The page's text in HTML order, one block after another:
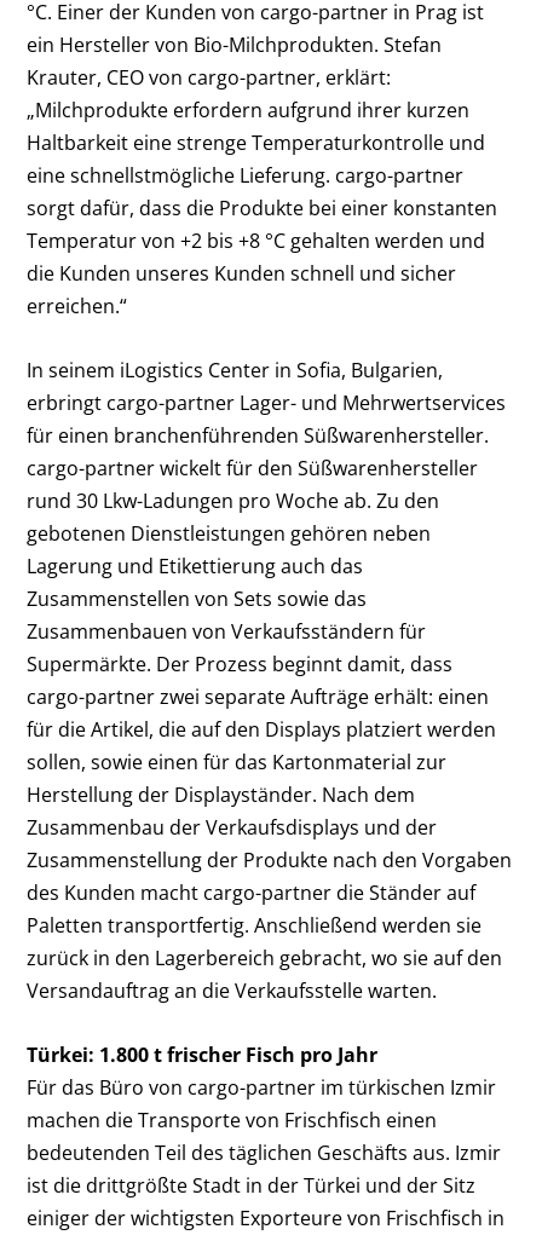
°C. Einer der Kunden von cargo-partner in Prag ist
ein Hersteller von Bio-Milchprodukten. Stefan
Krauter, CEO von cargo-partner, erklärt:
„Milchprodukte erfordern aufgrund ihrer kurzen
Haltbarkeit eine strenge Temperaturkontrolle und
eine schnellstmögliche Lieferung. cargo-partner
sorgt dafür, dass die Produkte bei einer konstanten
Temperatur von +2 bis +8 °C gehalten werden und
die Kunden unseres Kunden schnell und sicher
erreichen.“
In seinem iLogistics Center in Sofia, Bulgarien,
erbringt cargo-partner Lager- und Mehrwertservices
für einen branchenführenden Süßwarenhersteller.
cargo-partner wickelt für den Süßwarenhersteller
rund 30 Lkw-Ladungen pro Woche ab. Zu den
gebotenen Dienstleistungen gehören neben
Lagerung und Etikettierung auch das
Zusammenstellen von Sets sowie das
Zusammenbauen von Verkaufsständern für
Supermärkte. Der Prozess beginnt damit, dass
cargo-partner zwei separate Aufträge erhält: einen
für die Artikel, die auf den Displays platziert werden
sollen, sowie einen für das Kartonmaterial zur
Herstellung der Displayständer. Nach dem
Zusammenbau der Verkaufsdisplays und der
Zusammenstellung der Produkte nach den Vorgaben
des Kunden macht cargo-partner die Ständer auf
Paletten transportfertig. Anschließend werden sie
zurück in den Lagerbereich gebracht, wo sie auf den
Versandauftrag an die Verkaufsstelle warten.
Türkei: 1.800 t frischer Fisch pro Jahr
Für das Büro von cargo-partner im türkischen Izmir
machen die Transporte von Frischfisch einen
bedeutenden Teil des täglichen Geschäfts aus. Izmir
ist die drittgrößte Stadt in der Türkei und der Sitz
einiger der wichtigsten Exporteure von Frischfisch in